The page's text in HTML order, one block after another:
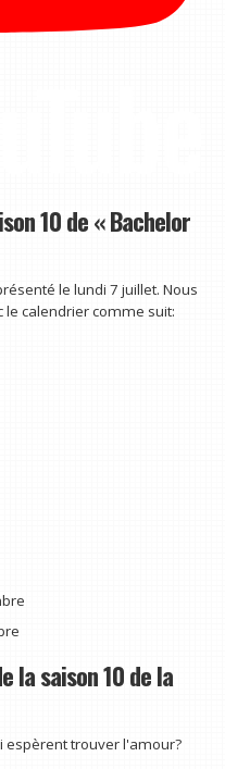
10 de « Bachelor
le lundi 7 juillet. Nous
le calendrier comme suit:
la saison 10 de la
espèrent trouver l'amour?